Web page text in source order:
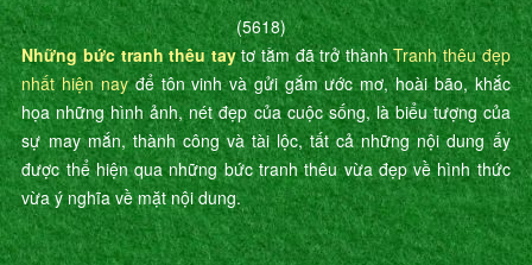
(5618)
Những bức tranh thêu taytơ tằm đã trở thànhTranh thêu đẹp
nhất hiện nayđể tôn vinh và gửi gắm ước mơ, hoài bão, khắc
họa những hình ảnh, nét đẹp của cuộc sống, là biểu tượng của
sự may mắn, thành công và tài lộc, tất cả những nội dung ấy
được thể hiện qua những bức tranh thêu vừa đẹp về hình thức
vừa ý nghĩa về mặt nội dung.